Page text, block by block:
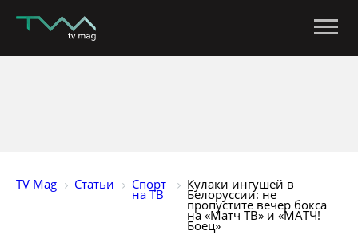
TV Mag Статьи Спорт
на ТВ
Кулаки ингушей в
Белоруссии: не
пропустите вечер бокса
на «Матч ТВ» и «МАТЧ!
Боец»